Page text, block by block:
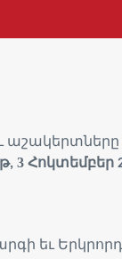
աշակերտները
,3 Հոկտեմբեր
եւ